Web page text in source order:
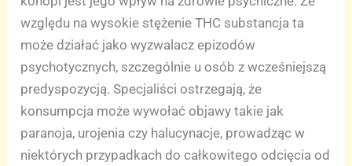
względu na wysokie stężenie THC substancja ta
może działać jako wyzwalacz epizodów
psychotycznych, szczególnie u osób z wcześniejszą
predyspozycją. Specjaliści ostrzegają, że
konsumpcja może wywołać objawy takie jak
paranoja, urojenia czy halucynacje, prowadząc w
niektórych przypadkach do całkowitego odcięcia od